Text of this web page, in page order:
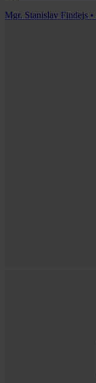
Mgr. Stanislav Findejs •